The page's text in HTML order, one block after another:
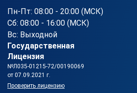
Пн-Пт: 08:00 - 20:00 (МСК)
Сб: 08:00 - 16:00 (МСК)
Вс: Выходной
Государственная
Лицензия
№Л035-01215-72/00190069
от 07.09.2021 г.
Проверить лицензию